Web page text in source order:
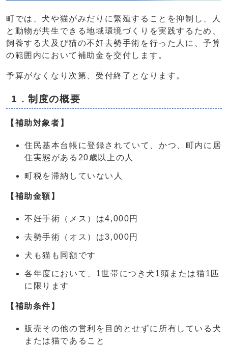
町では、犬や猫がみだりに繁殖することを抑制し、人
と動物が共生できる地域環境づくりを実践するため、
飼養する犬及び猫の不妊去勢手術を行った人に、予算
の範囲内において補助金を交付します。
予算がなくなり次第、受付終了となります。
1．制度の概要
【補助対象者】
住民基本台帳に登録されていて、かつ、町内に居
住実態がある20歳以上の人
町税を滞納していない人
【補助金額】
不妊手術（メス）は4,000円
去勢手術（オス）は3,000円
犬も猫も同額です
各年度において、1世帯につき犬1頭または猫1匹
に限ります
【補助条件】
販売その他の営利を目的とせずに所有している犬
または猫であること